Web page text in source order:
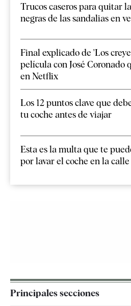
Trucos caseros para quitar
negras de las sandalias en
Final explicado de 'Los
película con José Coronado
en Netflix
Los 12 puntos clave que
tu coche antes de viajar
Esta es la multa que te
por lavar el coche en la calle
Principales secciones